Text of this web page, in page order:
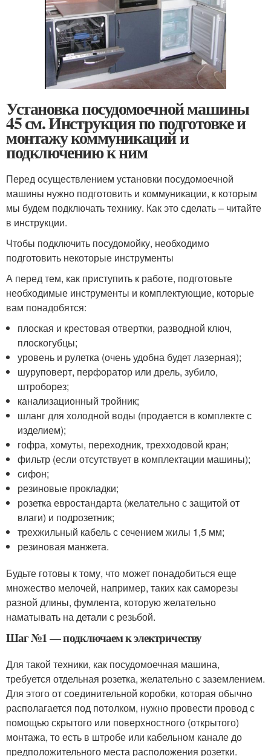
Установка посудомоечной машины
45 см. Инструкция по подготовке и
монтажу коммуникаций и
подключению к ним
Перед осуществлением установки посудомоечной
машины нужно подготовить и коммуникации, к которым
мы будем подключать технику. Как это сделать – читайте
в инструкции.
Чтобы подключить посудомойку, необходимо
подготовить некоторые инструменты
А перед тем, как приступить к работе, подготовьте
необходимые инструменты и комплектующие, которые
вам понадобятся:
плоская и крестовая отвертки, разводной ключ,
плоскогубцы;
уровень и рулетка (очень удобна будет лазерная);
шуруповерт, перфоратор или дрель, зубило,
штроборез;
канализационный тройник;
шланг для холодной воды (продается в комплекте с
изделием);
гофра, хомуты, переходник, трехходовой кран;
фильтр (если отсутствует в комплектации машины);
сифон;
резиновые прокладки;
розетка евростандарта (желательно с защитой от
влаги) и подрозетник;
трехжильный кабель с сечением жилы 1,5 мм;
резиновая манжета.
Будьте готовы к тому, что может понадобиться еще
множество мелочей, например, таких как саморезы
разной длины, фумлента, которую желательно
наматывать на детали с резьбой.
Шаг №1 — подключаем к электричеству
Для такой техники, как посудомоечная машина,
требуется отдельная розетка, желательно с заземлением.
Для этого от соединительной коробки, которая обычно
располагается под потолком, нужно провести провод с
помощью скрытого или поверхностного (открытого)
монтажа, то есть в штробе или кабельном канале до
предположительного места расположения розетки.